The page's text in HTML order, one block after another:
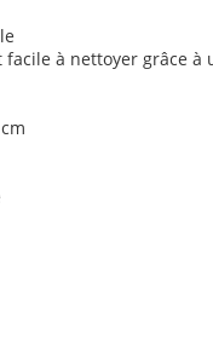
à nettoyer grâce